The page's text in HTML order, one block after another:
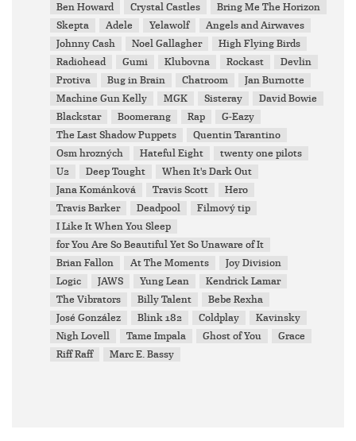
Ben Howard
Crystal Castles
Bring Me The Horizon
Skepta
Adele Yelawolf
Angels and Airwaves
Johnny Cash
Noel Gallagher
High Flying Birds
Radiohead
Gumi Klubovna Rockast
Devlin
Protiva
Bug in Brain Chatroom
Jan Burnotte
Machine Gun Kelly
MGK Sisteray
David Bowie
Blackstar
Boomerang Rap
G-Eazy
The Last Shadow Puppets
Quentin Tarantino
Osm hrozných
Hateful Eight
twenty one pilots
U2
Deep Tought
When It's Dark Out
Jana Kománková
Travis Scott
Hero
Travis Barker
Deadpool
Filmový tip
I Like It When You Sleep
for You Are So Beautiful Yet So Unaware of It
Brian Fallon
At The Moments
Joy Division
Logic
JAWS Yung Lean
Kendrick Lamar
The Vibrators
Billy Talent
Bebe Rexha
José González
Blink 182 Coldplay
Kavinsky
Nigh Lovell
Tame Impala Ghost of You
Grace
Riff Raff
Marc E. Bassy